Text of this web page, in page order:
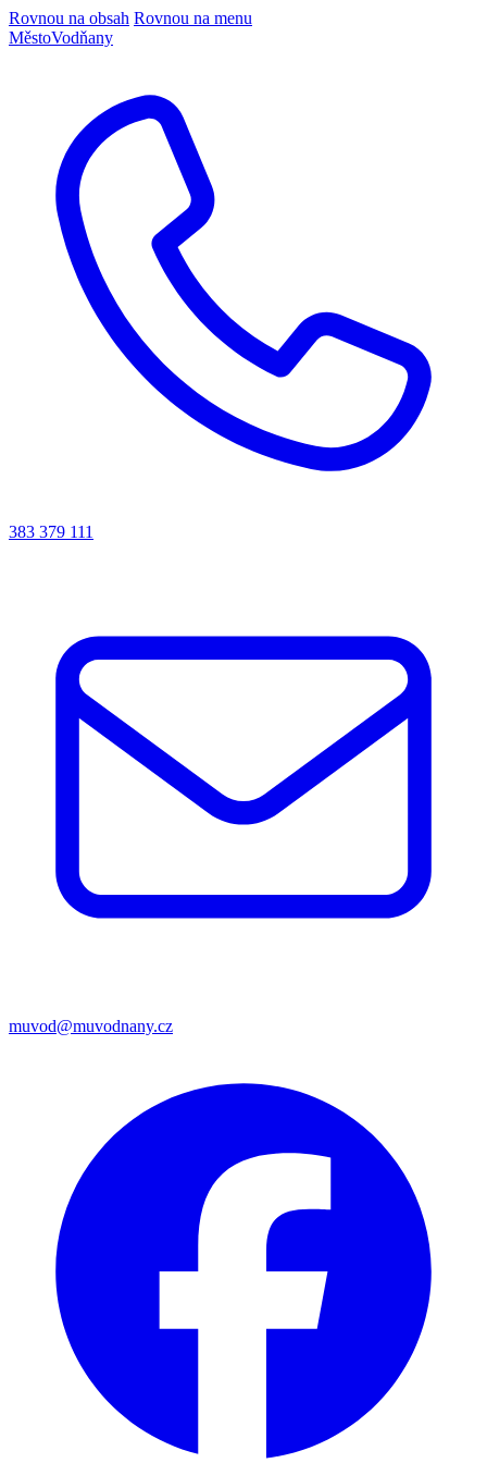
Rovnou na obsah Rovnou na menu
MěstoVodňany
383 379 111
muvod@muvodnany.cz